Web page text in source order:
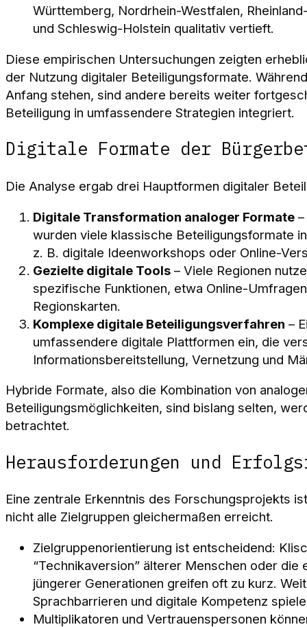
Württemberg, Nordrhein-Westfalen,
und Schleswig-Holstein qualitativ vertieft.
Diese empirischen Untersuchungen zeigten
der Nutzung digitaler Beteiligungsformate.
Anfang stehen, sind andere bereits weiter
Beteiligung in umfassendere Strategien integriert.
Digitale Formate der
Die Analyse ergab drei Hauptformen digitaler
Digitale Transformation analoger Formate
wurden viele klassische Beteiligungsformate
z. B. digitale Ideenworkshops oder Online-
Gezielte digitale Tools – Viele Regionen
spezifische Funktionen, etwa Online-
Regionskarten.
Komplexe digitale Beteiligungsverfahren –
umfassendere digitale Plattformen ein, die
Informationsbereitstellung, Vernetzung und
Hybride Formate, also die Kombination von
Beteiligungsmöglichkeiten, sind bislang selten,
betrachtet.
Herausforderungen und
Eine zentrale Erkenntnis des Forschungsprojekts
nicht alle Zielgruppen gleichermaßen erreicht.
Zielgruppenorientierung ist entscheidend:
“Technikaversion” älterer Menschen oder
jüngerer Generationen greifen oft zu kurz.
Sprachbarrieren und digitale Kompetenz
Multiplikatoren und Vertrauenspersonen